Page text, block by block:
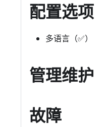
配置选项
多语言（✅）
管理维护
故障